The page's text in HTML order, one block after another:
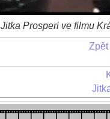
Jitka Prosperi ve filmu
Zpět